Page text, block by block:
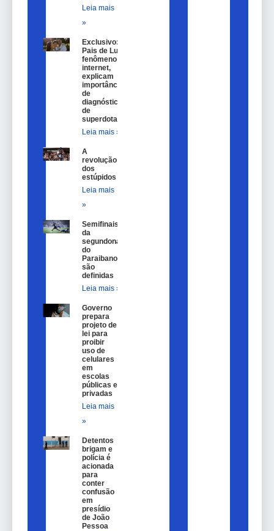
Leia mais
»
Exclusivo:
Pais de Lulu,
fenômeno na
internet,
explicam
importância
de
diagnóstico
de
superdotação
Leia mais »
A
revolução
dos
estúpidos
Leia mais
»
Semifinais
da
segundona
do
Paraibano
são
definidas
Leia mais »
Governo
prepara
projeto de
lei para
proibir
uso de
celulares
em
escolas
públicas e
privadas
Leia mais
»
Detentos
brigam e
polícia é
acionada
para
conter
confusão
em
presídio
de João
Pessoa